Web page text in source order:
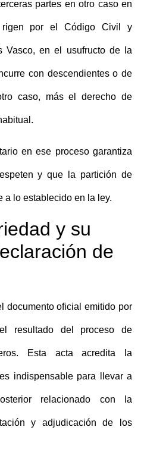
partes en otro caso en
rigen por el Código Civil y
Vasco, en el usufructo de la
con descendientes o de
caso, más el derecho de
en ese proceso garantiza
y que la partición de
a lo establecido en la ley.
y su
de
documento oficial emitido por
resultado del proceso de
Esta acta acredita la
indispensable para llevar a
relacionado con la
y adjudicación de los